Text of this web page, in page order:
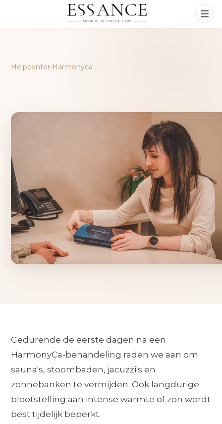
Helpcenter›Harmonyca
Gedurende de eerste dagen na een
HarmonyCa-behandeling raden we aan om
sauna's, stoombaden, jacuzzi's en
zonnebanken te vermijden. Ook langdurige
blootstelling aan intense warmte of zon wordt
best tijdelijk beperkt.